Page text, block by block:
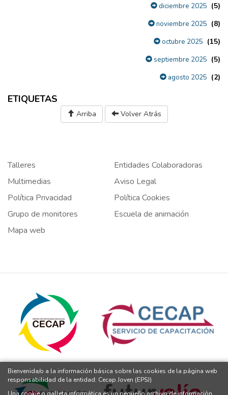
diciembre 2025 (5)
noviembre 2025 (8)
octubre 2025 (15)
septiembre 2025 (5)
agosto 2025 (2)
ETIQUETAS
Arriba Volver Atrás
Talleres
Entidades Colaboradoras
Multimedias
Aviso Legal
Política Privacidad
Política Cookies
Grupo de monitores
Escuela de animación
Mapa web
Bienvenida/o a la información básica sobre las cookies de la página web
responsabilidad de la entidad: Cecap Joven (EPSJ)